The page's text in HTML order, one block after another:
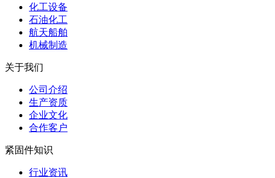
化工设备
石油化工
航天船舶
机械制造
关于我们
公司介绍
生产资质
企业文化
合作客户
紧固件知识
行业资讯